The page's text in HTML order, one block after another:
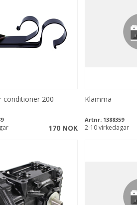
conditioner 200
170 NOK
Klamma
Artnr: 1388359
2-10 virkedagar